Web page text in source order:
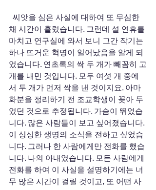
채 시간이 흘렀습니다. 그런데 설 연휴를
마치고 연구실에 와서 보니 그간 작기는
하나 뜨거운 혁명이 일어났음을 알게 되
었습니다. 연초록의 싹 두 개가 빼꼼히 고
개를 내민 것입니다. 모두 여섯 개 중에
서 두 개가 먼저 싹을 낸 것이지요. 아마
화분을 정리하기 전 조교학생이 꽂아 두
었던 것으로 추정됩니다. 가슴이 뛰었습
니다. 많은 사람들이 보고 싶어졌습니다.
이 싱싱한 생명의 소식을 전하고 싶었습
니다. 그러나 한 사람에게만 전화를 했습
니다. 나의 아내였습니다. 모든 사람에게
전화를 하여 이 사실을 설명하기에는 너
무 많은 시간이 걸릴 것이고, 또 어떤 사